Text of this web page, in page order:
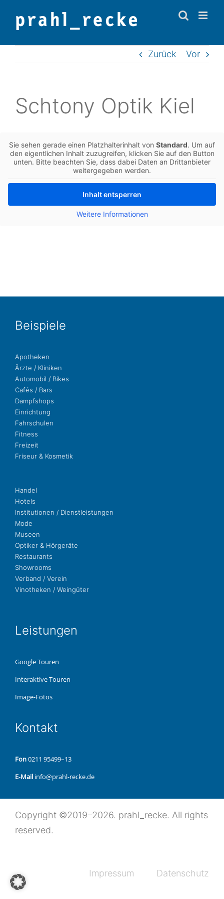
Inhalt
Zurück
Vor
Scht­o­ny Optik Kiel
Sie sehen gerade einen Platz­hal­ter­in­halt von Stan­dard. Um auf
den eigent­li­chen Inhalt zuzu­grei­fen, kli­cken Sie auf den Button
unten. Bitte beach­ten Sie, dass dabei Daten an Dritt­an­bie­ter
wei­ter­ge­ge­ben werden.
Inhalt ent­sper­ren
Wei­te­re Infor­ma­tio­nen
Bei­spie­le
Apo­the­ken
Ärzte / Kliniken
Auto­mo­bil / Bikes
Cafés / Bars
Dampf­shops
Ein­rich­tung
Fahr­schu­len
Fit­ness
Freizeit
Fri­seur & Kosmetik
Handel
Hotels
Insti­tu­tio­nen / Dienstleistungen
Mode
Museen
Opti­ker & Hörgeräte
Restau­rants
Show­rooms
Ver­band / Verein
Vino­the­ken / Weingüter
Leis­tun­gen
Google Touren
Inter­ak­ti­ve Touren
Image-Fotos
Kon­takt
Fon0211 95499–13
E‑Mail info@prahl-recke.de
Copy­right ©2019–2026. prahl_recke. All rights
reserved.
Impres­sum Daten­schutz